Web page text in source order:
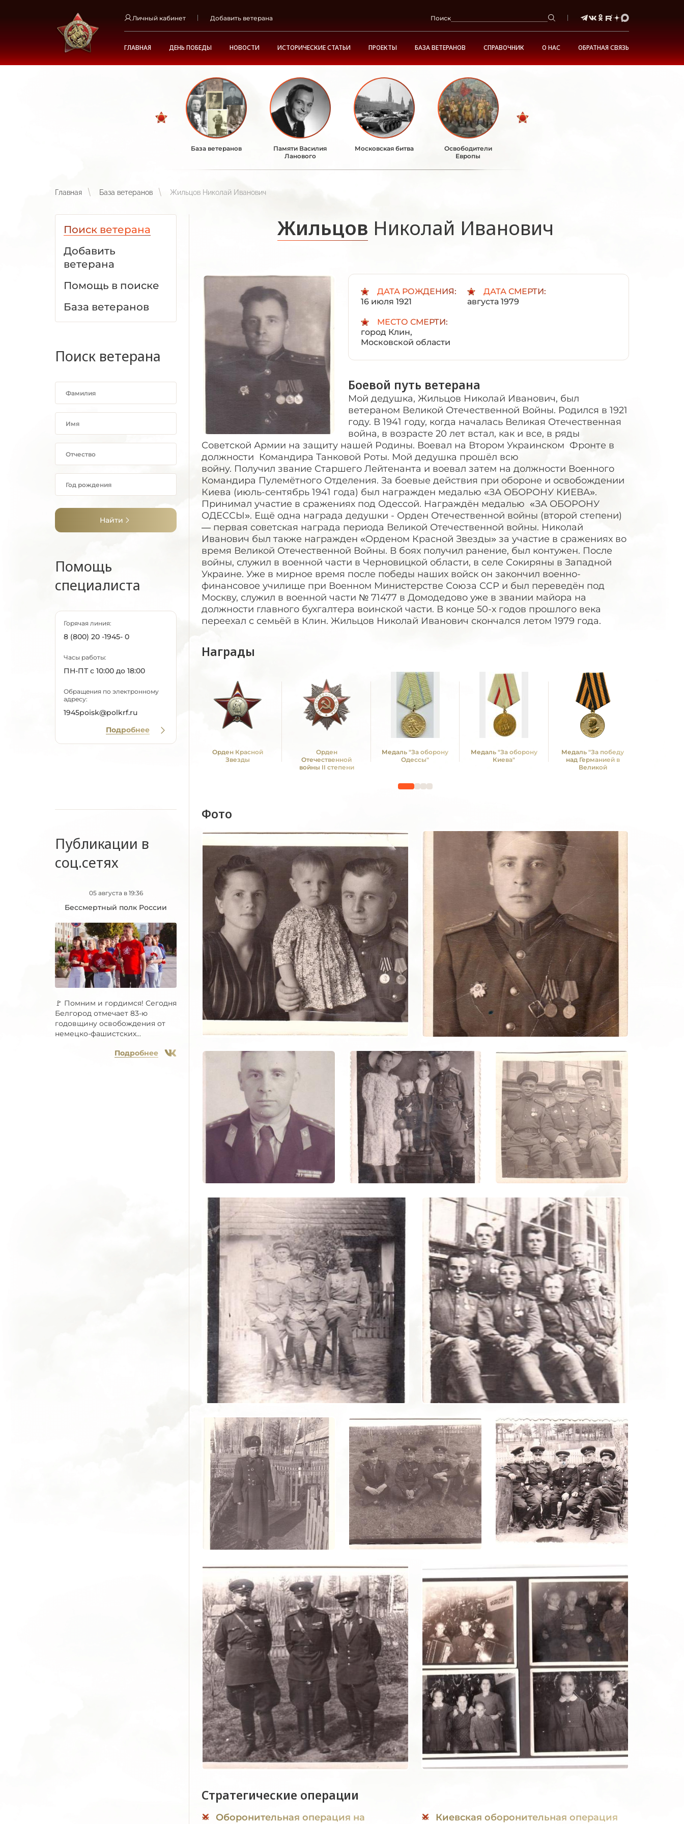
Личный кабинет Добавить ветерана Поиск
ГЛАВНАЯ ДЕНЬ ПОБЕДЫ НОВОСТИ ИСТОРИЧЕСКИЕ СТАТЬИ ПРОЕКТЫ БАЗА ВЕТЕРАНОВ СПРАВОЧНИК О НАС ОБРАТНАЯ СВЯЗЬ
База ветеранов
Памяти Василия
Ланового
Московская битва
Освободители
Европы
Главная База ветеранов Жильцов Николай Иванович
Поиск ветерана
Добавить
ветерана
Помощь в поиске
База ветеранов
Поиск ветерана
Найти
Помощь
специалиста
Горячая линия:
8 (800) 20 -1945- 0
Часы работы:
ПН-ПТ с 10:00 до 18:00
Обращения по электронному
адресу:
1945poisk@polkrf.ru
Подробнее
Публикации в
соц.сетях
05 августа в 19:36
Бессмертный полк России
🚩 Помним и гордимся! Сегодня
Белгород отмечает 83-ю
годовщину освобождения от
немецко-фашистских...
Подробнее
Жильцов Николай Иванович
ДАТА РОЖДЕНИЯ:
16 июля 1921
ДАТА СМЕРТИ:
августа 1979
МЕСТО СМЕРТИ:
город Клин,
Московской области
Боевой путь ветерана
Мой дедушка, Жильцов Николай Иванович, был
ветераном Великой Отечественной Войны. Родился в 1921
году. В 1941 году, когда началась Великая Отечественная
война, в возрасте 20 лет встал, как и все, в ряды
Советской Армии на защиту нашей Родины. Воевал на Втором Украинском Фронте в
должности Командира Танковой Роты. Мой дедушка прошёл всю
войну. Получил звание Старшего Лейтенанта и воевал затем на должности Военного
Командира Пулемётного Отделения. За боевые действия при обороне и освобождении
Киева (июль-сентябрь 1941 года) был награжден медалью «ЗА ОБОРОНУ КИЕВА».
Принимал участие в сражениях под Одессой. Награждён медалью «ЗА ОБОРОНУ
ОДЕССЫ». Ещё одна награда дедушки - Орден Отечественной войны (второй степени)
— первая советская награда периода Великой Отечественной войны. Николай
Иванович был также награжден «Орденом Красной Звезды» за участие в сражениях во
время Великой Отечественной Войны. В боях получил ранение, был контужен. После
войны, служил в военной части в Черновицкой области, в селе Сокиряны в Западной
Украине. Уже в мирное время после победы наших войск он закончил военно-
финансовое училище при Военном Министерстве Союза ССР и был переведён под
Москву, служил в военной части № 71477 в Домодедово уже в звании майора на
должности главного бухгалтера воинской части. В конце 50-х годов прошлого века
переехал с семьёй в Клин. Жильцов Николай Иванович скончался летом 1979 года.
Награды
Орден Красной
Звезды
Орден
Отечественной
войны II степени
Медаль "За оборону
Одессы"
Медаль "За оборону
Киева"
Медаль "За победу
над Германией в
Великой
Фото
Стратегические операции
Оборонительная операция на Киевская оборонительная операция